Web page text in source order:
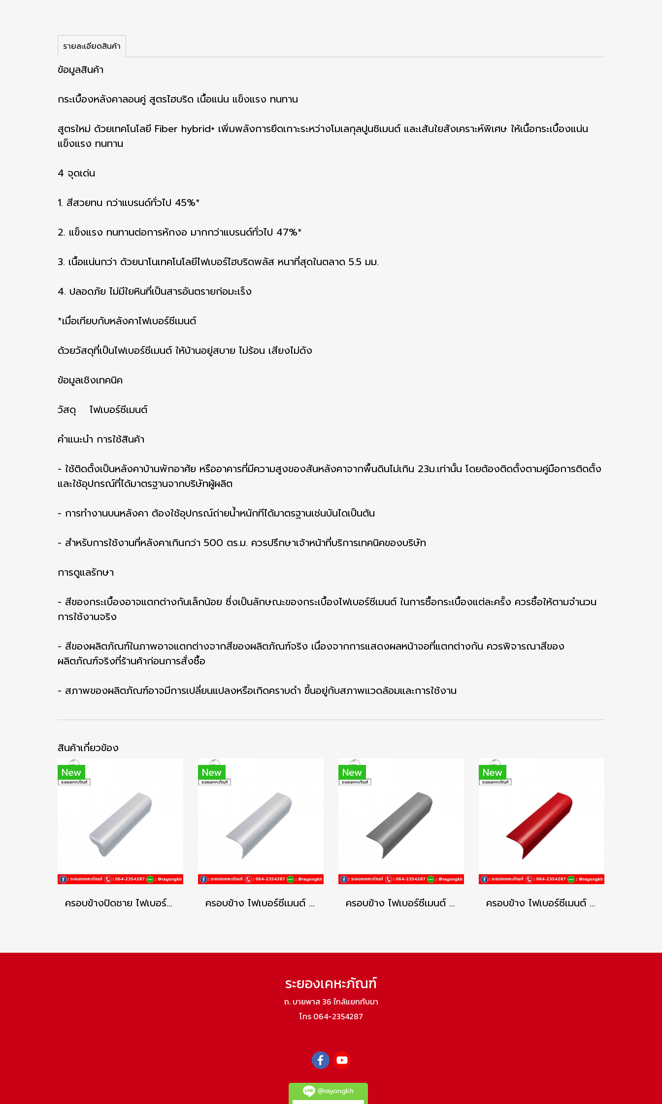
รายละเอียดสินค้า
ข้อมูลสินค้า
กระเบื้องหลังคาลอนคู่ สูตรไฮบริด เนื้อแน่น แข็งแรง ทนทาน
สูตรใหม่ ด้วยเทคโนโลยี Fiber hybrid+ เพิ่มพลังการยึดเกาะระหว่างโมเลกุลปูนซิเมนต์ และเส้นใยสังเคราะห์พิเศษ ให้เนื้อกระเบื้องแน่น
แข็งแรง ทนทาน
4 จุดเด่น
1. สีสวยทน กว่าแบรนด์ทั่วไป 45%*
2. แข็งแรง ทนทานต่อการหักงอ มากกว่าแบรนด์ทั่วไป 47%*
3. เนื้อแน่นกว่า ด้วยนาโนเทคโนโลยีไฟเบอร์ไฮบริดพลัส หนาที่สุดในตลาด 5.5 มม.
4. ปลอดภัย ไม่มีใยหินที่เป็นสารอันตรายก่อมะเร็ง
*เมื่อเทียบกับหลังคาไฟเบอร์ซีเมนต์
ด้วยวัสดุที่เป็นไฟเบอร์ซีเมนต์ ให้บ้านอยู่สบาย ไม่ร้อน เสียงไม่ดัง
ข้อมูลเชิงเทคนิค
วัสดุ ไฟเบอร์ซีเมนต์
คำแนะนำ การใช้สินค้า
- ใช้ติดตั้งเป็นหลังคาบ้านพักอาศัย หรืออาคารที่มีความสูงของสันหลังคาจากพื้นดินไม่เกิน 23ม.เท่านั้น โดยต้องติดตั้งตามคู่มือการติดตั้ง
และใช้อุปกรณ์ที่ได้มาตรฐานจากบริษัทผู้ผลิต
- การทำงานบนหลังคา ต้องใช้อุปกรณ์ถ่ายน้ำหนักทีได้มาตรฐานเช่นบันไดเป็นต้น
- สำหรับการใช้งานที่หลังคาเกินกว่า 500 ตร.ม. ควรปรึกษาเจ้าหน้าที่บริการเทคนิคของบริษัท
การดูแลรักษา
- สีของกระเบื้องอาจแตกต่างกันเล็กน้อย ซึ่งเป็นลักษณะของกระเบื้องไฟเบอร์ซีเมนต์ ในการซื้อกระเบื้องแต่ละครั้ง ควรซื้อให้ตามจำนวน
การใช้งานจริง
- สีของผลิตภัณฑ์ในภาพอาจแตกต่างจากสีของผลิตภัณฑ์จริง เนื่องจากการแสดงผลหน้าจอที่แตกต่างกัน ควรพิจารณาสีของ
ผลิตภัณฑ์จริงที่ร้านค้าก่อนการสั่งซื้อ
- สภาพของผลิตภัณฑ์อาจมีการเปลี่ยนแปลงหรือเกิดคราบดำ ขึ้นอยู่กับสภาพแวดล้อมและการใช้งาน
สินค้าเกี่ยวข้อง
New
ครอบข้างปิดชาย ไฟเบอร์ซีเมนต์ เอสซีจี รุ่นลอนคู่ ซีเมนต์
New
ครอบข้าง ไฟเบอร์ซีเมนต์ เอสซีจี รุ่นลอนคู่ ซีเมนต์
New
ครอบข้าง ไฟเบอร์ซีเมนต์ เอสซีจี รุ่นลอนคู่ สีเทาศิลา
New
ครอบข้าง ไฟเบอร์ซีเมนต์ เอสซีจี รุ่นลอนคู่ สีแดงประกายมุก
ระยองเคหะภัณฑ์
ถ. บายพาส 36 ใกล้แยกทับมา
โทร 064-2354287
@rayongkh